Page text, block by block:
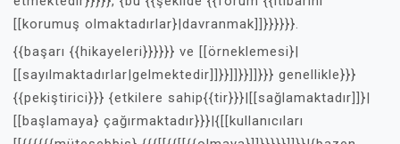
[[korumuş olmaktadırlar}|davranmak]]}}}}}}.
{{başarı {{hikayeleri}}}}}} ve [[örneklemesi}|
[[sayılmaktadırlar|gelmektedir]]}}]]}}]]}}} genellikle}}}
{{pekiştirici}}} {etkilere sahip{{tir}}}|[[sağlamaktadır]]}|
[[başlamaya} çağırmaktadır}}}|{[[kullanıcıları